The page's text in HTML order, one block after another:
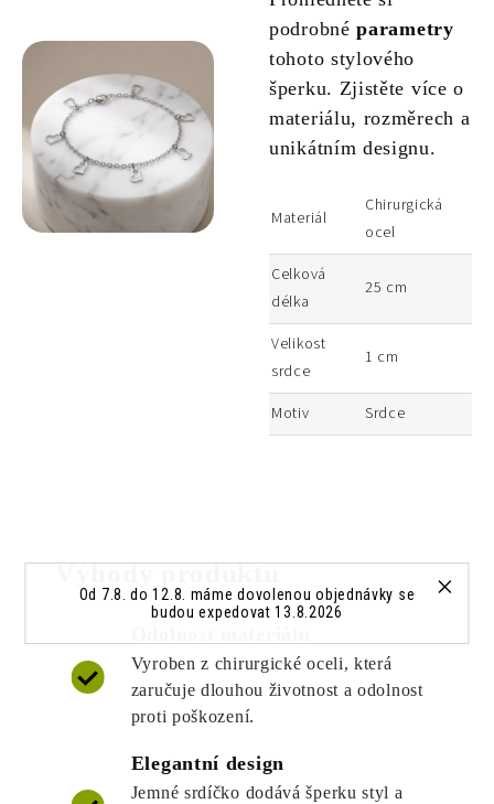
Od 7.8. do 12.8. máme dovolenou objednávky se
budou expedovat 13.8.2026
podrobnéparametry
tohoto stylového
šperku. Zjistěte více o
materiálu, rozměrech a
unikátním designu.
Materiál
Chirurgická
ocel
Celková
délka
25 cm
Velikost
srdce
1 cm
Motiv Srdce
Výhody produktu
Vyroben z chirurgické oceli, která
zaručuje dlouhou životnost a odolnost
proti poškození.
Elegantní design
Jemné srdíčko dodává šperku styl a